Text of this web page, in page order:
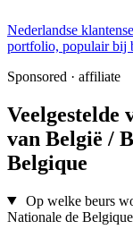
Nederlandse
portfolio, populair bij
Sponsored · affiliate
Veelgestelde
van België /
Belgique
Op welke beurs
Nationale de